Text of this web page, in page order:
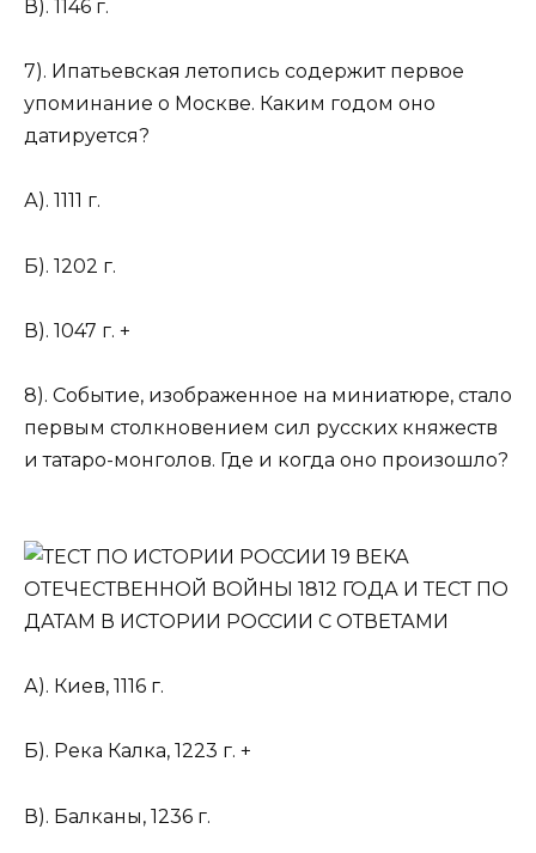
В). 1146 г.
7). Ипатьевская летопись содержит первое
упоминание о Москве. Каким годом оно
датируется?
А). 1111 г.
Б). 1202 г.
В). 1047 г. +
8). Событие, изображенное на миниатюре, стало
первым столкновением сил русских княжеств
и татаро-монголов. Где и когда оно произошло?
А). Киев, 1116 г.
Б). Река Калка, 1223 г. +
В). Балканы, 1236 г.